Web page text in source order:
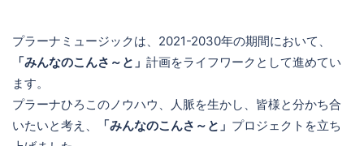
プラーナミュージックは、2021-2030年の期間において、
「みんなのこんさ～と」 計画をライフワークとして進めてい
ます。
プラーナひろこのノウハウ、人脈を生かし、皆様と分かち合
いたいと考え、
「みんなのこんさ～と」 プロジェクトを立ち